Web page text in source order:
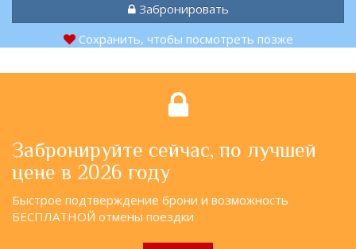
Забронировать
Сохранить, чтобы посмотреть позже
Забронируйте сейчас, по лучшей
цене в 2026 году
Быстрое подтверждение брони и возможность
БЕСПЛАТНОЙ отмены поездки